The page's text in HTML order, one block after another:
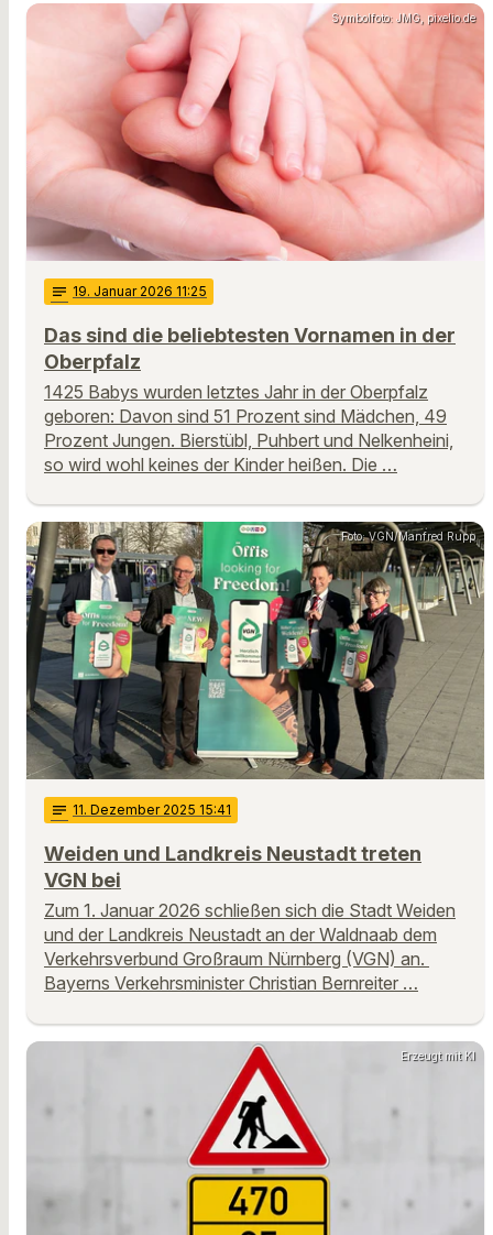
Symbolfoto: JMG, pixelio.de
notes 19. Januar 2026 11:25
Das sind die beliebtesten Vornamen in der
Oberpfalz
1425 Babys wurden letztes Jahr in der Oberpfalz
geboren: Davon sind 51 Prozent sind Mädchen, 49
Prozent Jungen. Bierstübl, Puhbert und Nelkenheini,
so wird wohl keines der Kinder heißen. Die …
Foto: VGN/Manfred Rupp
notes 11. Dezember 2025 15:41
Weiden und Landkreis Neustadt treten
VGN bei
Zum 1. Januar 2026 schließen sich die Stadt Weiden
und der Landkreis Neustadt an der Waldnaab dem
Verkehrsverbund Großraum Nürnberg (VGN) an.
Bayerns Verkehrsminister Christian Bernreiter …
Erzeugt mit KI